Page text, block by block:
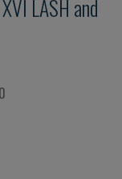
LASH and